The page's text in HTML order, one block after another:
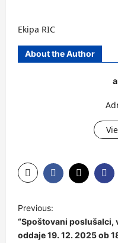
Ekipa RIC
About the Author
Previous:
“Spoštovani poslušalci,
oddaje 19. 12. 2025 ob